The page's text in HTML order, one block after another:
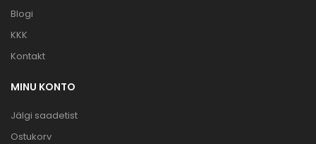
Blogi
KKK
Kontakt
MINU KONTO
Jälgi saadetist
Ostukorv